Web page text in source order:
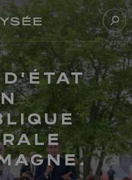
à l’accueil Élysée